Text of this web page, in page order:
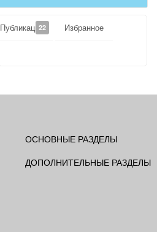
Публикации22 Избранное
ОСНОВНЫЕ РАЗДЕЛЫ
ДОПОЛНИТЕЛЬНЫЕ РАЗДЕЛЫ